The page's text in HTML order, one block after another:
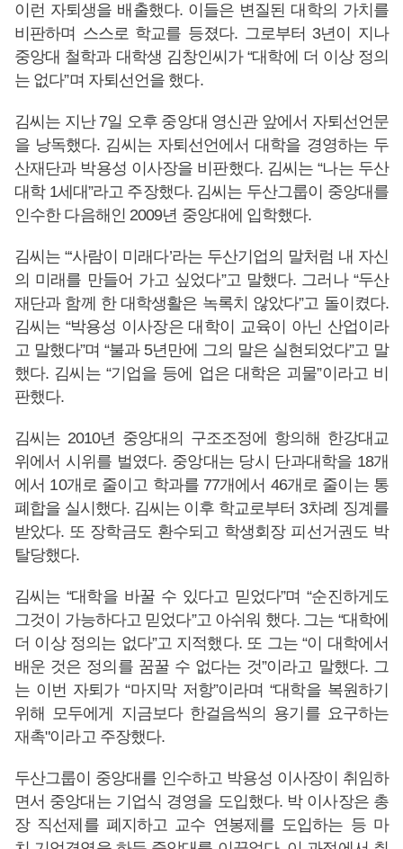
이런 자퇴생을 배출했다. 이들은 변질된 대학의 가치를
비판하며 스스로 학교를 등졌다. 그로부터 3년이 지나
중앙대 철학과 대학생 김창인씨가 “대학에 더 이상 정의
는 없다”며 자퇴선언을 했다.
김씨는 지난 7일 오후 중앙대 영신관 앞에서 자퇴선언문
을 낭독했다. 김씨는 자퇴선언에서 대학을 경영하는 두
산재단과 박용성 이사장을 비판했다. 김씨는 “나는 두산
대학 1세대”라고 주장했다. 김씨는 두산그룹이 중앙대를
인수한 다음해인 2009년 중앙대에 입학했다.
김씨는 “‘사람이 미래다’라는 두산기업의 말처럼 내 자신
의 미래를 만들어 가고 싶었다”고 말했다. 그러나 “두산
재단과 함께 한 대학생활은 녹록치 않았다”고 돌이켰다.
김씨는 “박용성 이사장은 대학이 교육이 아닌 산업이라
고 말했다”며 “불과 5년만에 그의 말은 실현되었다”고 말
했다. 김씨는 “기업을 등에 업은 대학은 괴물”이라고 비
판했다.
김씨는 2010년 중앙대의 구조조정에 항의해 한강대교
위에서 시위를 벌였다. 중앙대는 당시 단과대학을 18개
에서 10개로 줄이고 학과를 77개에서 46개로 줄이는 통
폐합을 실시했다. 김씨는 이후 학교로부터 3차례 징계를
받았다. 또 장학금도 환수되고 학생회장 피선거권도 박
탈당했다.
김씨는 “대학을 바꿀 수 있다고 믿었다”며 “순진하게도
그것이 가능하다고 믿었다”고 아쉬워 했다. 그는 “대학에
더 이상 정의는 없다”고 지적했다. 또 그는 “이 대학에서
배운 것은 정의를 꿈꿀 수 없다는 것”이라고 말했다. 그
는 이번 자퇴가 “마지막 저항”이라며 “대학을 복원하기
위해 모두에게 지금보다 한걸음씩의 용기를 요구하는
재촉"이라고 주장했다.
두산그룹이 중앙대를 인수하고 박용성 이사장이 취임하
면서 중앙대는 기업식 경영을 도입했다. 박 이사장은 총
장 직선제를 폐지하고 교수 연봉제를 도입하는 등 마